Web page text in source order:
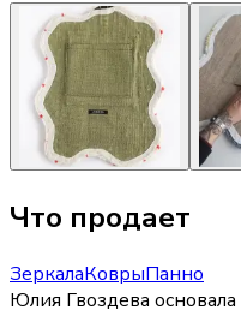
Что продает
ЗеркалаКоврыПанно
Юлия Гвоздева